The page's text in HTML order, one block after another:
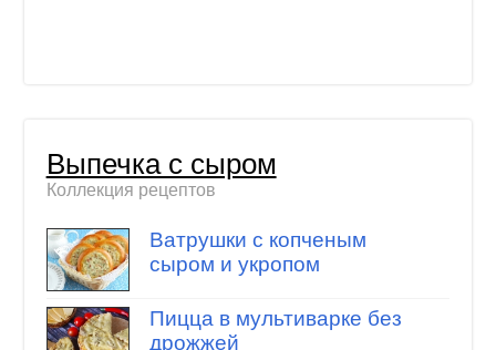
Выпечка с сыром
Коллекция рецептов
Ватрушки с копченым
сыром и укропом
Пицца в мультиварке без
дрожжей